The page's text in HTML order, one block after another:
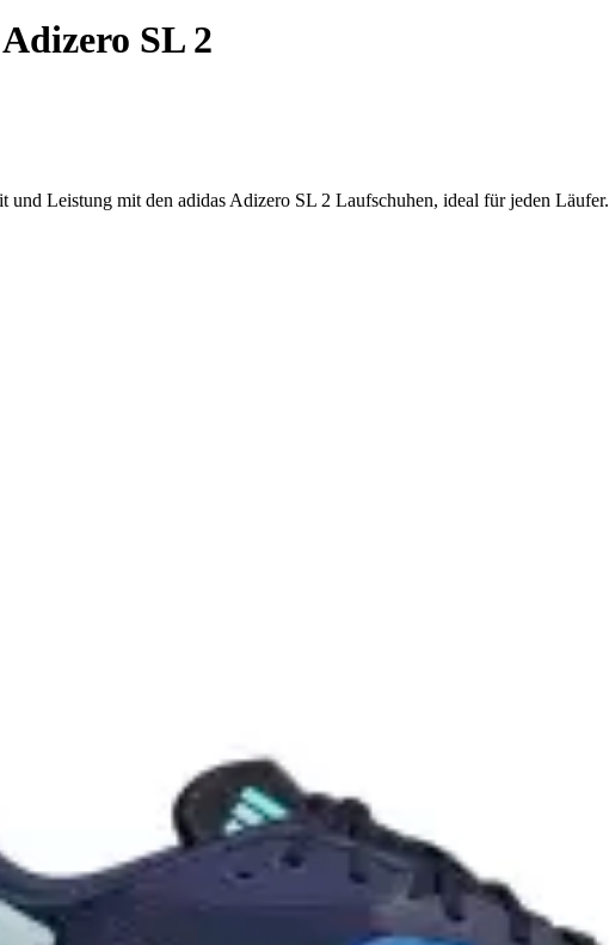
SL 2
Leistung mit den adidas Adizero SL 2 Laufschuhen, ideal für jeden Läufer.